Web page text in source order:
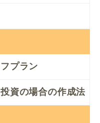
プラン
資の場合の作成法